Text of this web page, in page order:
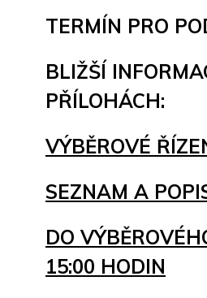
TERMÍN PRO
BLIŽŠÍ
PŘÍLOHÁCH:
VÝBĚROVÉ
SEZNAM A
DO
15:00 HODIN